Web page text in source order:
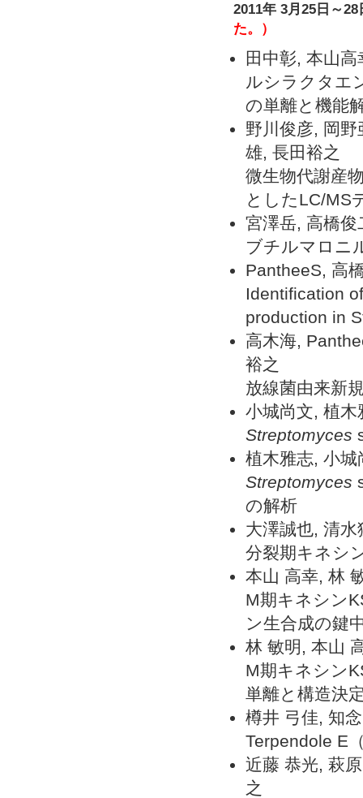
2011年 3月25日～
た。）
田中彰, 本山
ルシラクタエ
の単離と機能
野川俊彦, 岡
雄, 長田裕之
微生物代謝産
としたLC/MS
宮澤岳, 高橋
ブチルマロニ
PantheeS, 高
Identification
production in
高木海,
裕之
放線菌由来新
小城尚文, 植
Streptomyces
植木雅志, 小
Streptomyces
の解析
大澤誠也, 清
分裂期キネシ
本山 高幸, 林
M期キネシン
ン生合成の鍵
林 敏明, 本山
M期キネシン
単離と構造決
樽井 弓佳, 知
Terpendole E
近藤 恭光, 萩
之